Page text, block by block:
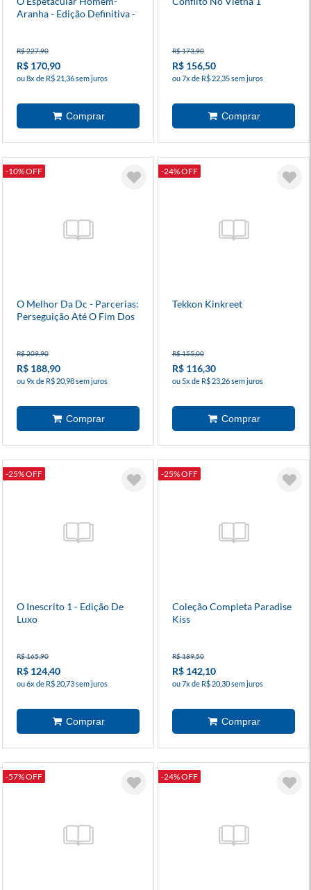
Aranha - Edição Definitiva -
R$ 227,90
R$ 170,90
ou 8x de R$ 21,36 sem juros
R$ 173,90
R$ 156,50
ou 7x de R$ 22,35 sem juros
-10% OFF
O Melhor Da Dc - Parcerias:
Perseguição Até O Fim Dos
R$ 209,90
R$ 188,90
ou 9x de R$ 20,98 sem juros
-24% OFF
Tekkon Kinkreet
R$ 155,00
R$ 116,30
ou 5x de R$ 23,26 sem juros
-25% OFF
O Inescrito 1 - Edição De
Luxo
R$ 165,90
R$ 124,40
ou 6x de R$ 20,73 sem juros
-25% OFF
Coleção Completa Paradise
Kiss
R$ 189,50
R$ 142,10
ou 7x de R$ 20,30 sem juros
-57% OFF -24% OFF